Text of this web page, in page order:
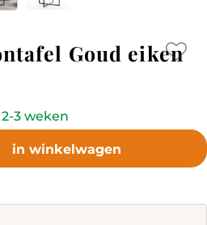
Goud eiken
3 weken
in winkelwagen